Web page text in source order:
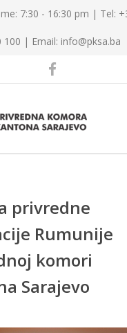
7:30 - 16:30 pm | Tel:
100 | Email: info@pksa.ba
privredne
Rumunije
komori
Sarajevo